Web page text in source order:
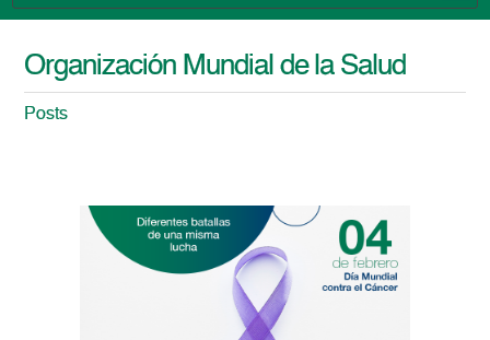
Organización Mundial de la Salud
Posts